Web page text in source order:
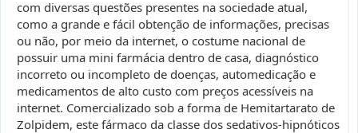
com diversas questões presentes na sociedade atual,
como a grande e fácil obtenção de informações, precisas
ou não, por meio da internet, o costume nacional de
possuir uma mini farmácia dentro de casa, diagnóstico
incorreto ou incompleto de doenças, automedicação e
medicamentos de alto custo com preços acessíveis na
internet. Comercializado sob a forma de Hemitartarato de
Zolpidem, este fármaco da classe dos sedativos-hipnóticos